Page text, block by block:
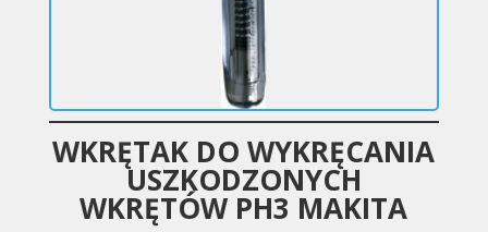
WKRĘTAK DO WYKRĘCANIA
USZKODZONYCH
WKRĘTÓW PH3 MAKITA